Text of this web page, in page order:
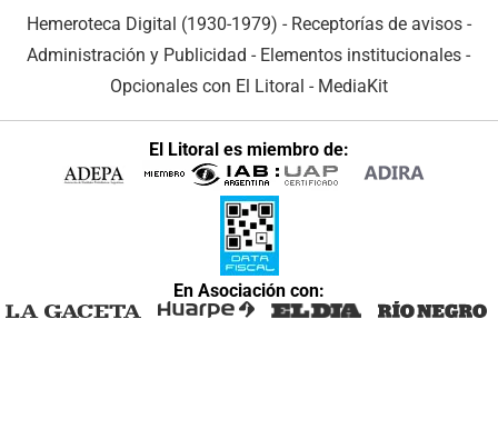
Hemeroteca Digital (1930-1979) - Receptorías de avisos -
Administración y Publicidad - Elementos institucionales -
Opcionales con El Litoral - MediaKit
El Litoral es miembro de:
En Asociación con: